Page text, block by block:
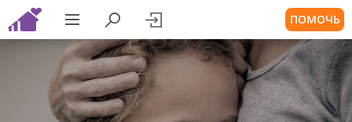
ПОМОЧЬ